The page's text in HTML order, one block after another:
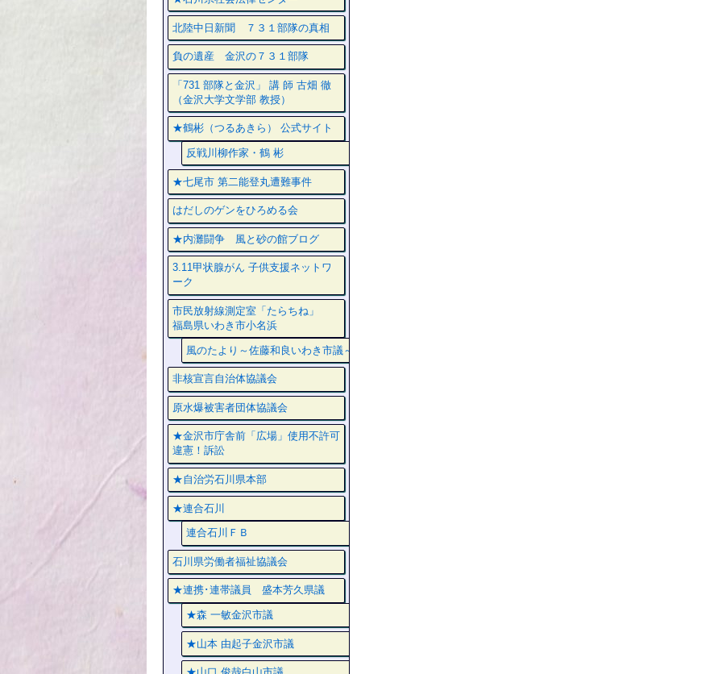
北陸中日新聞 ７３１部隊の真相
負の遺産 金沢の７３１部隊
「731 部隊と金沢」 講 師 古畑 徹
（金沢大学文学部 教授）
★鶴彬（つるあきら） 公式サイト
反戦川柳作家・鶴 彬
★七尾市 第二能登丸遭難事件
はだしのゲンをひろめる会
★内灘闘争 風と砂の館ブログ
3.11甲状腺がん 子供支援ネットワ
ーク
市民放射線測定室「たらちね」
福島県いわき市小名浜
風のたより～佐藤和良いわき市議～
非核宣言自治体協議会
原水爆被害者団体協議会
★金沢市庁舎前「広場」使用不許可
違憲！訴訟
★自治労石川県本部
★連合石川
連合石川ＦＢ
石川県労働者福祉協議会
★連携･連帯議員 盛本芳久県議
★森 一敏金沢市議
★山本 由起子金沢市議